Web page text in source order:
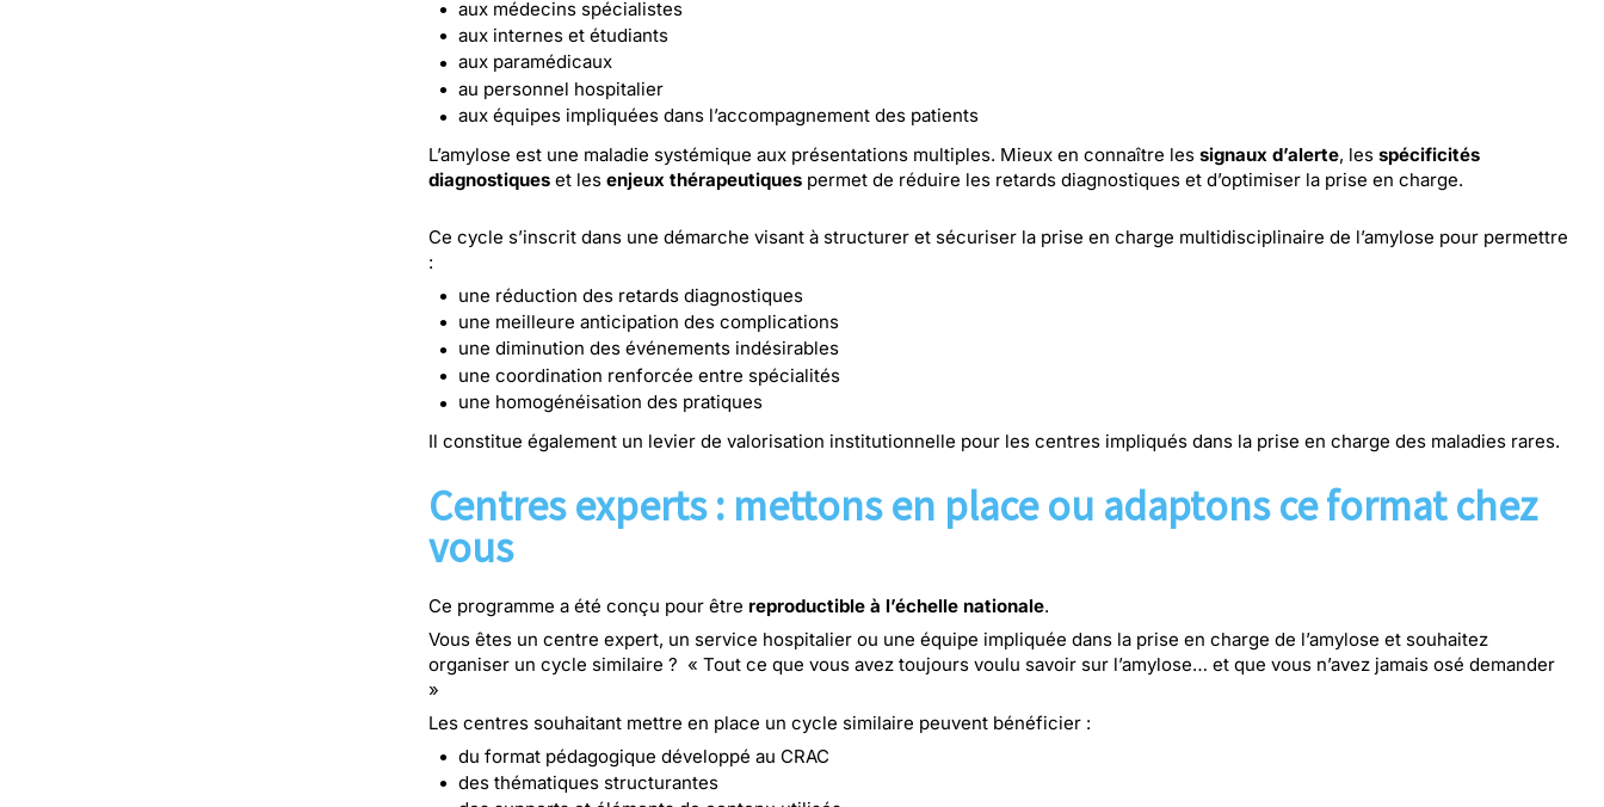
aux médecins spécialistes
aux internes et étudiants
aux paramédicaux
au personnel hospitalier
aux équipes impliquées dans l’accompagnement des patients
L’amylose est une maladie systémique aux présentations multiples. Mieux en connaître les signaux d’alerte, les spécificités
diagnostiqueset les enjeux thérapeutiquespermet de réduire les retards diagnostiques et d’optimiser la prise en charge.
Ce cycle s’inscrit dans une démarche visant à structurer et sécuriser la prise en charge multidisciplinaire de l’amylose pour permettre
:
une réduction des retards diagnostiques
une meilleure anticipation des complications
une diminution des événements indésirables
une coordination renforcée entre spécialités
une homogénéisation des pratiques
Il constitue également un levier de valorisation institutionnelle pour les centres impliqués dans la prise en charge des maladies rares.
Centres experts : mettons en place ou adaptons ce format chez
vous
Ce programme a été conçu pour être reproductible à l’échelle nationale.
Vous êtes un centre expert, un service hospitalier ou une équipe impliquée dans la prise en charge de l’amylose et souhaitez
organiser un cycle similaire ? « Tout ce que vous avez toujours voulu savoir sur l’amylose… et que vous n’avez jamais osé demander
»
Les centres souhaitant mettre en place un cycle similaire peuvent bénéficier :
du format pédagogique développé au CRAC
des thématiques structurantes